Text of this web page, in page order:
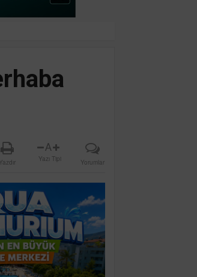
Yazdır
A
Yazı Tipi Yorumlar